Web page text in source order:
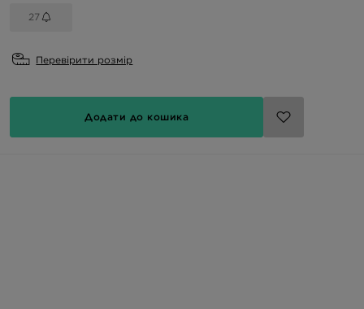
27
Перевірити розмір
Додати до кошика